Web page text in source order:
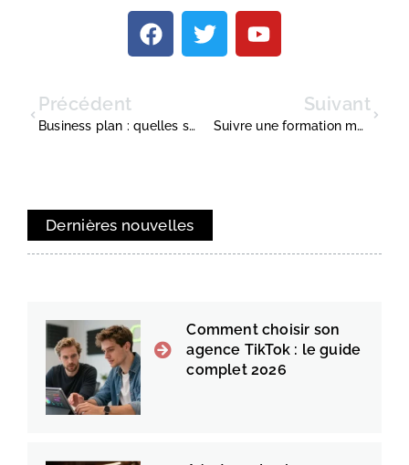
Précédent
Business plan : quelles sont les annexes de la partie financière ?
Suivant
Suivre une formation marketing pour booster ses ventes
Dernières nouvelles
Comment choisir son
agence TikTok : le guide
complet 2026